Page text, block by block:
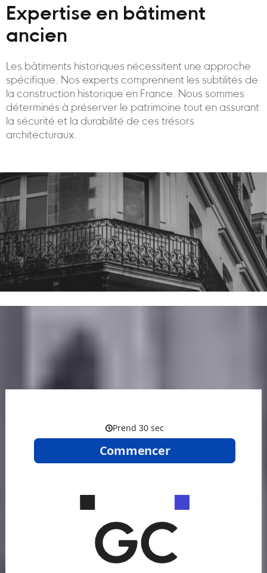
Expertise en bâtiment
ancien
Les bâtiments historiques nécessitent une approche
spécifique. Nos experts comprennent les subtilités de
la construction historique en France. Nous sommes
déterminés à préserver le patrimoine tout en assurant
la sécurité et la durabilité de ces trésors
architecturaux.